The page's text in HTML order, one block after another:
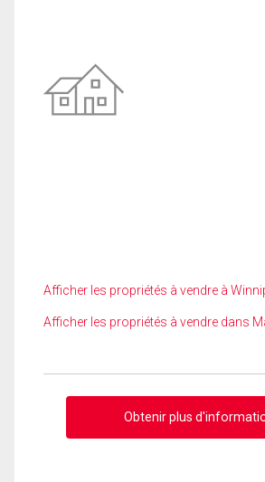
Afficher les propriétés à vendre à
Afficher les propriétés à vendre dans
Obtenir plus